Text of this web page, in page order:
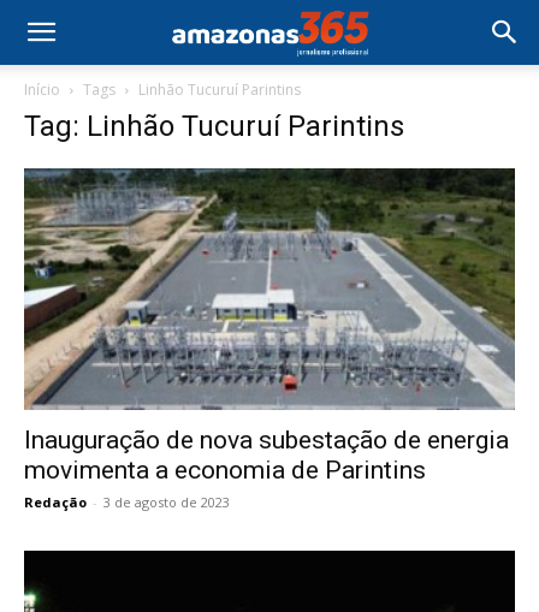
Início Tags Linhão Tucuruí Parintins
Tag: Linhão Tucuruí Parintins
Inauguração de nova subestação de energia
movimenta a economia de Parintins
Redação - 3 de agosto de 2023